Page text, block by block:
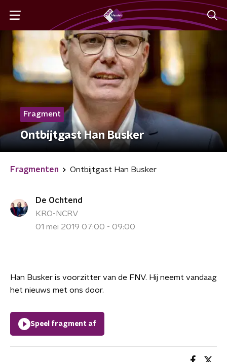
Fragment
Ontbijtgast Han Busker
Fragmenten Ontbijtgast Han Busker
De Ochtend
KRO-NCRV
01 mei 2019 07:00 - 09:00
Han Busker is voorzitter van de FNV. Hij neemt vandaag
het nieuws met ons door.
Speel fragment af